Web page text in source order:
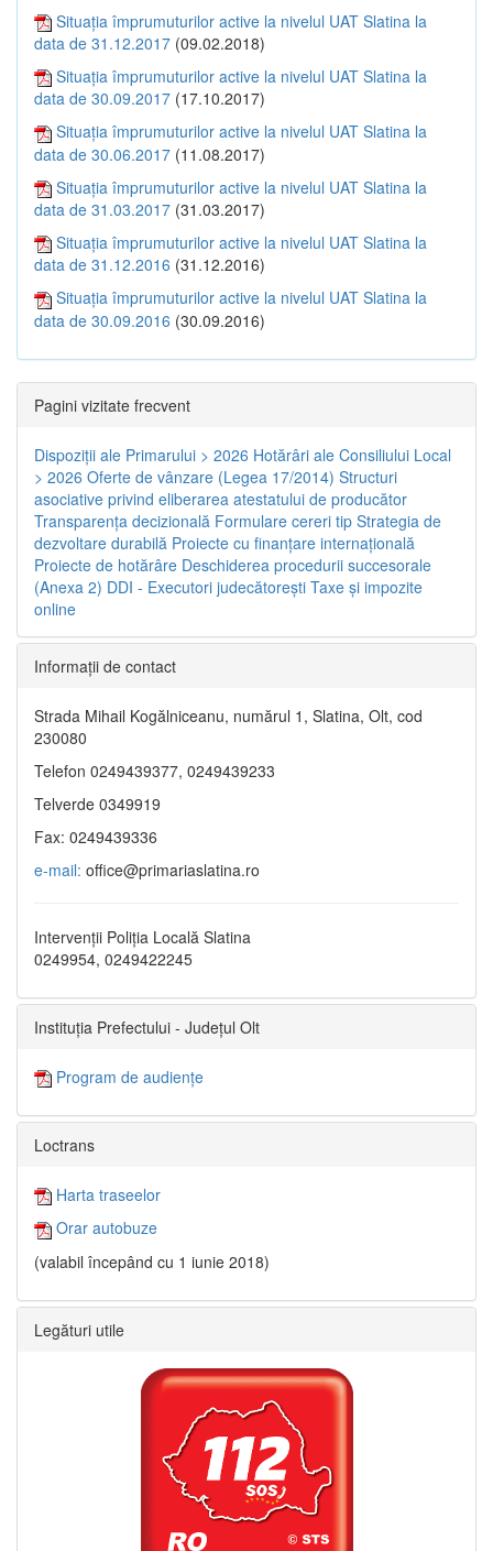
Situația împrumuturilor active la nivelul UAT Slatina la
data de 31.12.2017 (09.02.2018)
Situația împrumuturilor active la nivelul UAT Slatina la
data de 30.09.2017 (17.10.2017)
Situația împrumuturilor active la nivelul UAT Slatina la
data de 30.06.2017 (11.08.2017)
Situația împrumuturilor active la nivelul UAT Slatina la
data de 31.03.2017 (31.03.2017)
Situația împrumuturilor active la nivelul UAT Slatina la
data de 31.12.2016 (31.12.2016)
Situația împrumuturilor active la nivelul UAT Slatina la
data de 30.09.2016 (30.09.2016)
Pagini vizitate frecvent
Dispoziţii ale Primarului > 2026 Hotărâri ale Consiliului Local
> 2026 Oferte de vânzare (Legea 17/2014) Structuri
asociative privind eliberarea atestatului de producător
Transparenţa decizională Formulare cereri tip Strategia de
dezvoltare durabilă Proiecte cu finanţare internaţională
Proiecte de hotărâre Deschiderea procedurii succesorale
(Anexa 2) DDI - Executori judecătorești Taxe şi impozite
online
Informaţii de contact
Strada Mihail Kogălniceanu, numărul 1, Slatina, Olt, cod
230080
Telefon 0249439377, 0249439233
Telverde 0349919
Fax: 0249439336
e-mail: office@primariaslatina.ro
Intervenții Poliția Locală Slatina
0249954, 0249422245
Instituția Prefectului - Județul Olt
Program de audiențe
Loctrans
Harta traseelor
Orar autobuze
(valabil începând cu 1 iunie 2018)
Legături utile